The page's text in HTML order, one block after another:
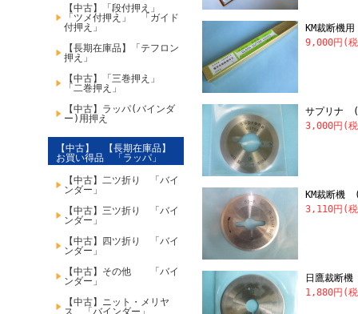
【中古】「段付押え」
「ツメ付押え」 「ガイド
付押え」
【長期在庫品】「テフロン
押え」
【中古】「三巻押え」
「二巻押え」
【中古】ラッパ(バインダ
ー)用押え
【中古】 【長期在庫品】
お買い得品 「ラッパ」
【中古】二ツ折り 「バイ
ンダー」
【中古】三ツ折り 「バイ
ンダー」
【中古】四ツ折り 「バイ
ンダー」
【中古】その他 「バイ
ンダー」
【中古】ニット・メリヤ
ス 「バインダー」
KM裁断機
9,000円(
サプリナ (
3,000円(
KM裁断
3,110円(
日鷹裁断
1,880円(